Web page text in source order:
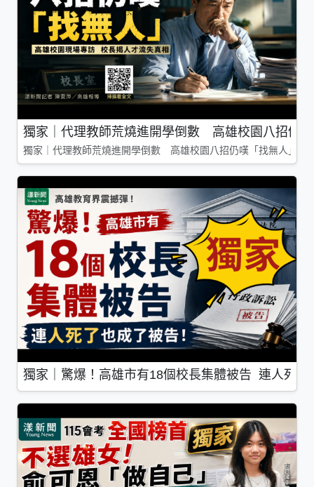
獨家｜代理教師荒燒進開學倒數 高雄校園八招仍
獨家｜代理教師荒燒進開學倒數 高雄校園八招仍嘆「找無人」
獨家｜驚爆！高雄市有18個校長集體被告 連人死了